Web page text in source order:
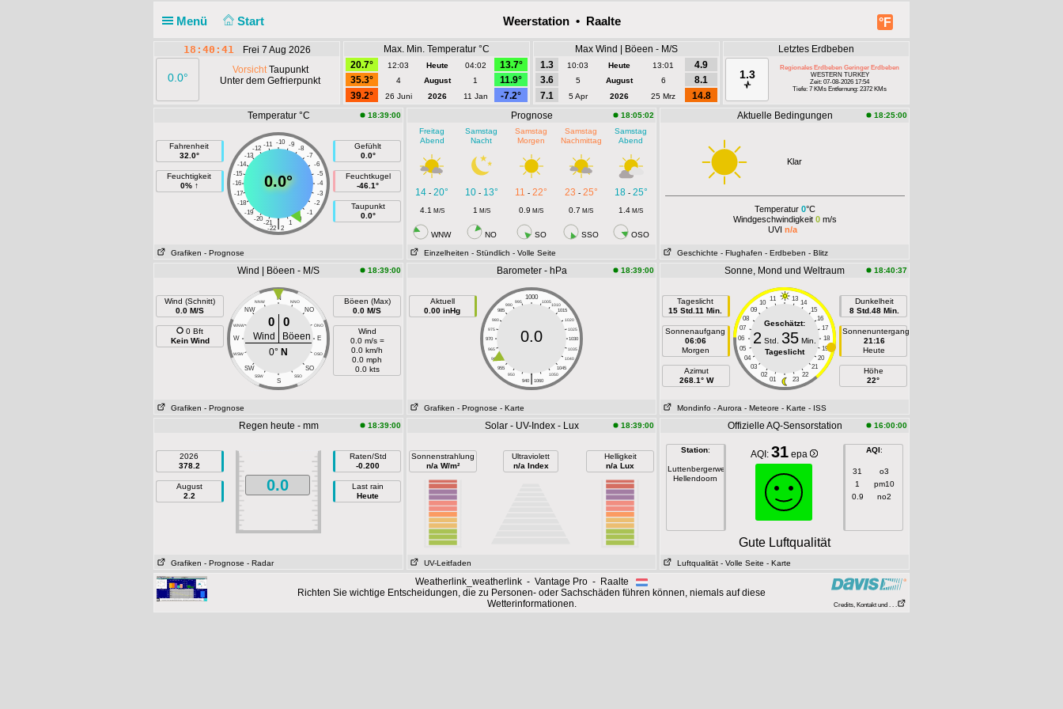
Menü Start °F
Weerstation • Raalte
18:40:41 Frei 7 Aug 2026
0.0°
VorsichtTaupunkt
Unter dem Gefrierpunkt
Max. Min. Temperatur °C
20.7°
12:03 Heute 04:02
13.7°
35.3°
4 August 1
11.9°
39.2°
26 Juni 2026 11 Jan -7.2°
Max Wind | Böeen - M/S
1.3
10:03 Heute 13:01
4.9
3.6
5 August 6
8.1
7.1
5 Apr 2026 25 Mrz 14.8
Letztes Erdbeben
1.3
Regionales Erdbeben Geringer Erdbeben
WESTERN TURKEY
Zeit: 07-08-2026 17:54
Tiefe: 7 KMs Entfernung: 2372 KMs
Temperatur °C 18:39:00
Fahrenheit
32.0°
Feuchtigkeit
0% ↑
-10
-11 -9
-12
-8
-13
-7
-14
-6
-15
-5
-16
-4
-17
-3
-18
-2
-19
-1
-20
0
-21 1
|
-22 2
0.0°
Gefühlt
0.0°
Feuchtkugel
-46.1°
Taupunkt
0.0°
Grafiken - Prognose
Prognose
18:05:02
Freitag
Abend
Samstag
Nacht
Samstag
Morgen
Samstag
Nachmittag
Samstag
Abend
14 - 20° 10- 13° 11 - 22° 23 - 25° 18- 25°
4.1 M/S 1 M/S 0.9 M/S 0.7 M/S 1.4 M/S
WNW NO SO SSO OSO
Einzelheiten - Stündlich - Volle Seite
Aktuelle Bedingungen 18:25:00
Klar
Temperatur 0°C
Windgeschwindigkeit 0m/s
UVI n/a
Geschichte - Flughafen - Erdbeben - Blitz
Wind | Böeen - M/S 18:39:00
Wind (Schnitt)
0.0 M/S
0 Bft
Kein Wind
N
NNW NNO
NW NO
WNW ONO
W E
WSW OSO
SW SO
SSW SSO
S
0 0
Wind
Böeen
0° N
Böeen (Max)
0.0 M/S
Wind
0.0 m/s =
0.0 km/h
0.0 mph
0.0 kts
Grafiken - Prognose
Barometer - hPa 18:39:00
Aktuell
0.00 inHg
1000
995 1005
990
1010
985
1015
980
1020
975
1025
970
1030
965
1035
960
1040
955
1045
950
1050
|
940 1060
0.0
Grafiken - Prognose - Karte
Sonne, Mond und Weltraum 18:40:37
Tageslicht
15 Std.11 Min.
Sonnenaufgang
06:06
Morgen
Azimut
268.1° W
11 13
10
14
09
15
08
16
07
17
06
18
05
19
04
20
03
21
02
22
01 23
Geschätzt:
2 Std. 35 Min.
Tageslicht
Dunkelheit
8 Std.48 Min.
Sonnenuntergang
21:16
Heute
Höhe
22°
Mondinfo - Aurora - Meteore - Karte - ISS
Regen heute - mm 18:39:00
2026
378.2
August
2.2
0.0
Raten/Std
-0.200
Last rain
Heute
Grafiken - Prognose - Radar
Solar - UV-Index - Lux 18:39:00
Sonnenstrahlung
n/a W/m²
Ultraviolett
n/a Index
Helligkeit
n/a Lux
UV-Leitfaden
Offizielle AQ-Sensorstation 16:00:00
Station:
Luttenbergerweg
Hellendoorn
AQI: 31 epa AQI:
31
o3
1
pm10
0.9
no2
Gute Luftqualität
Luftqualität - Volle Seite - Karte
Weatherlink_weatherlink - Vantage Pro - Raalte
Richten Sie wichtige Entscheidungen, die zu Personen- oder Sachschäden führen können, niemals auf diese
Wetterinformationen.
Credits, Kontakt und . . .